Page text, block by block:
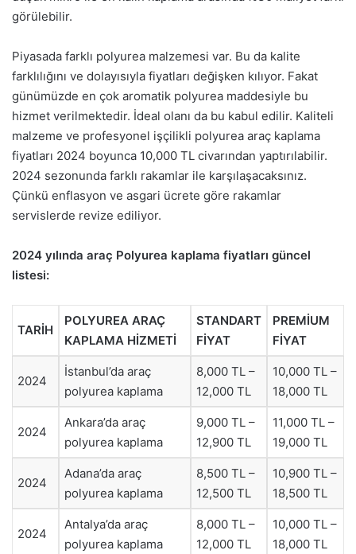
görülebilir.
Piyasada farklı polyurea malzemesi var. Bu da kalite
farklılığını ve dolayısıyla fiyatları değişken kılıyor. Fakat
günümüzde en çok aromatik polyurea maddesiyle bu
hizmet verilmektedir. İdeal olanı da bu kabul edilir. Kaliteli
malzeme ve profesyonel işçilikli polyurea araç kaplama
fiyatları 2024 boyunca 10,000 TL civarından yaptırılabilir.
2024 sezonunda farklı rakamlar ile karşılaşacaksınız.
Çünkü enflasyon ve asgari ücrete göre rakamlar
servislerde revize ediliyor.
2024 yılında araç Polyurea kaplama fiyatları güncel
listesi:
TARİH
POLYUREA ARAÇ
KAPLAMA HİZMETİ
STANDART
FİYAT
PREMİUM
FİYAT
2024
İstanbul’da araç
polyurea kaplama
8,000 TL –
12,000 TL
10,000 TL –
18,000 TL
2024
Ankara’da araç
polyurea kaplama
9,000 TL –
12,900 TL
11,000 TL –
19,000 TL
2024
Adana’da araç
polyurea kaplama
8,500 TL –
12,500 TL
10,900 TL –
18,500 TL
2024
Antalya’da araç
polyurea kaplama
8,000 TL –
12,000 TL
10,000 TL –
18,000 TL